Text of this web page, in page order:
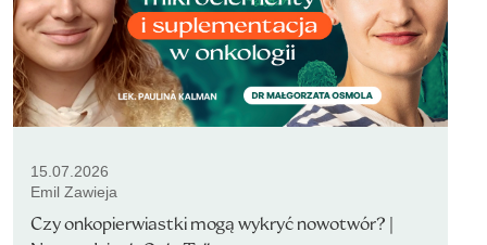
15.07.2026
Emil Zawieja
Czy onkopierwiastki mogą wykryć nowotwór? |